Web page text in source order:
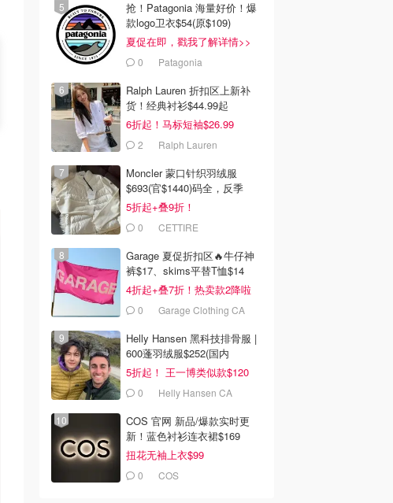
抢！Patagonia 海量好价！爆
款logo卫衣$54(原$109)
夏促在即，戳我了解详情>>
0 Patagonia
Ralph Lauren 折扣区上新补
货！经典衬衫$44.99起
6折起！马标短袖$26.99
2 Ralph Lauren
Moncler 蒙口针织羽绒服
$693(官$1440)码全，反季
囤！
5折起+叠9折！
0 CETTIRE
Garage 夏促折扣区🔥牛仔神
裤$17、skims平替T恤$14
4折起+叠7折！热卖款2降啦
0
Garage Clothing CA
Helly Hansen 黑科技排骨服 |
600蓬羽绒服$252(国内
￥4075)
5折起！ 王一博类似款$120
0 Helly Hansen CA
COS 官网 新品/爆款实时更
新！蓝色衬衫连衣裙$169
扭花无袖上衣$99
0 COS